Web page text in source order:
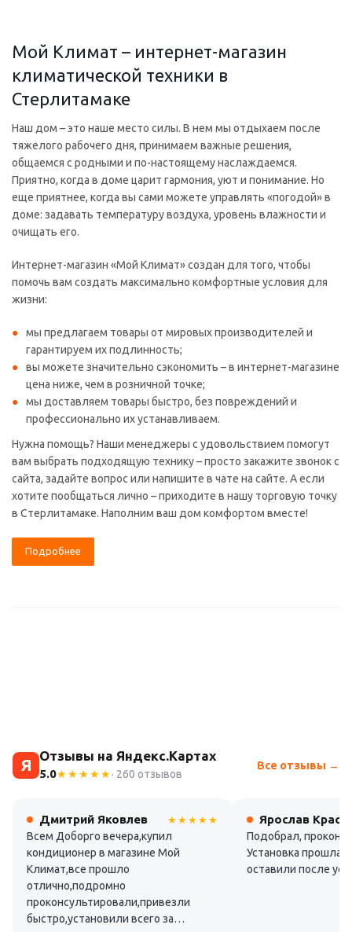
Мой Климат – интернет-магазин
климатической техники в
Стерлитамаке
Наш дом – это наше место силы. В нем мы отдыхаем после
тяжелого рабочего дня, принимаем важные решения,
общаемся с родными и по-настоящему наслаждаемся.
Приятно, когда в доме царит гармония, уют и понимание. Но
еще приятнее, когда вы сами можете управлять «погодой» в
доме: задавать температуру воздуха, уровень влажности и
очищать его.
Интернет-магазин «Мой Климат» создан для того, чтобы
помочь вам создать максимально комфортные условия для
жизни:
мы предлагаем товары от мировых производителей и
гарантируем их подлинность;
вы можете значительно сэкономить – в интернет-магазине
цена ниже, чем в розничной точке;
мы доставляем товары быстро, без повреждений и
профессионально их устанавливаем.
Нужна помощь? Наши менеджеры с удовольствием помогут
вам выбрать подходящую технику – просто закажите звонок с
сайта, задайте вопрос или напишите в чате на сайте. А если
хотите пообщаться лично – приходите в нашу торговую точку
в Стерлитамаке. Наполним ваш дом комфортом вместе!
Подробнее
Я
Отзывы на Яндекс.Картах
5.0★★★★★· 260 отзывов
Все отзывы →
Дмитрий Яковлев ★★★★★
Всем Доборго вечера,купил
кондиционер в магазине Мой
Климат,все прошло
отлично,подромно
проконсультировали,привезли
быстро,установили всего за
Ярослав
Подобрал,
Установка прошла
оставили после